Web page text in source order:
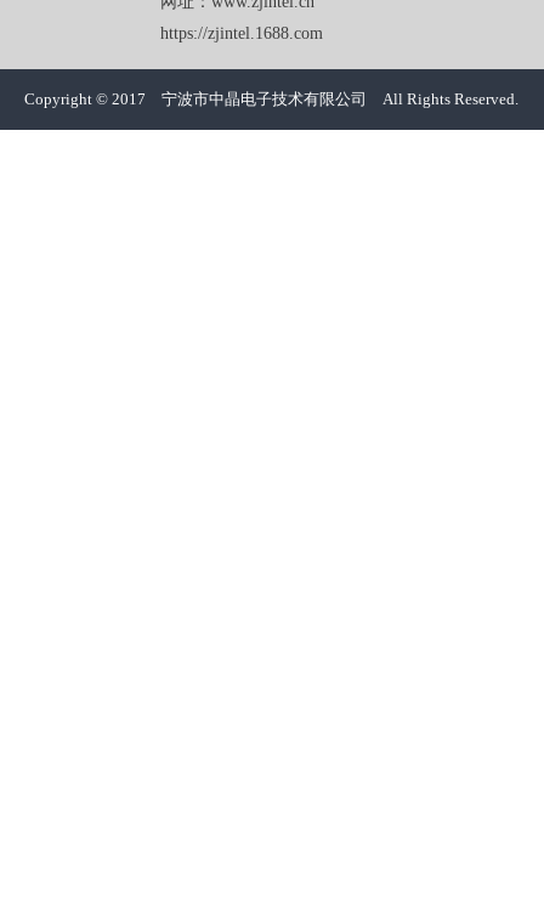
https://zjintel.1688.com
Copyright © 2017 宁波市中晶电子技术有限公司 All Rights Reserved.